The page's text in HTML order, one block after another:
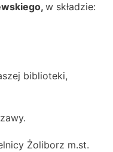
w składzie:
biblioteki,
Żoliborz m.st.